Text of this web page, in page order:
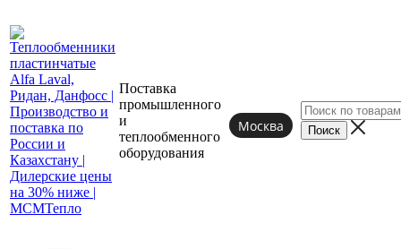
Поставка
промышленного
и
теплообменного
оборудования
Москва